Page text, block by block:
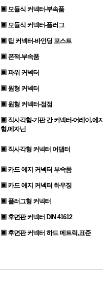
▣ 모듈식 커넥터-부속품
▣ 모듈식 커넥터-플러그
▣ 팁 커넥터-바인딩 포스트
▣ 폰잭-부속품
▣ 파워 커넥터
▣ 원형 커넥터
▣ 원형 커넥터-접점
▣ 직사각형-기판 간 커넥터-어레이,에지
형,메자닌
▣ 직사각형 커넥터 어댑터
▣ 카드 에지 커넥터 부속품
▣ 카드 에지 커넥터 하우징
▣ 플러그형 커넥터
▣ 후면판 커넥터 DIN 41612
▣ 후면판 커넥터 하드 메트릭,표준